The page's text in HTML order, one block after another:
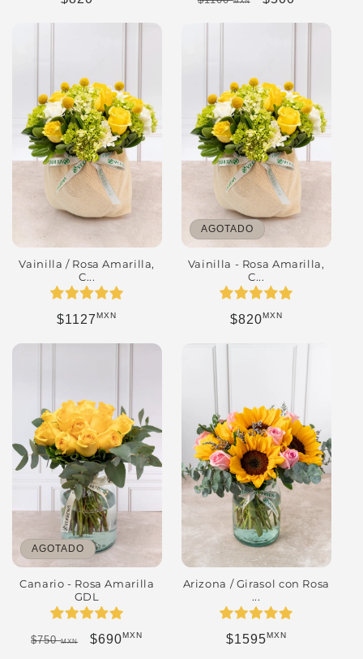
Vainilla / Rosa Amarilla,
C...
Precio habitual
$1127MXN
AGOTADO
Vainilla - Rosa Amarilla,
C...
Precio habitual
$820MXN
AGOTADO
Canario - Rosa Amarilla
GDL
Precio habitual
$750MXN Precio de oferta
$690MXN
Arizona / Girasol con Rosa
...
Precio habitual
$1595MXN